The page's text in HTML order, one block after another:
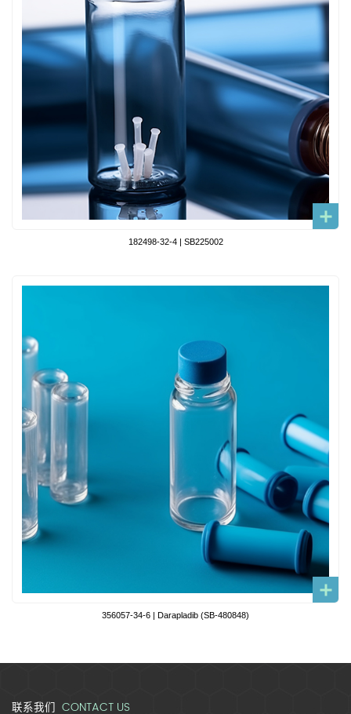
182498-32-4 | SB225002
356057-34-6 | Darapladib (SB-480848)
联系我们 CONTACT US